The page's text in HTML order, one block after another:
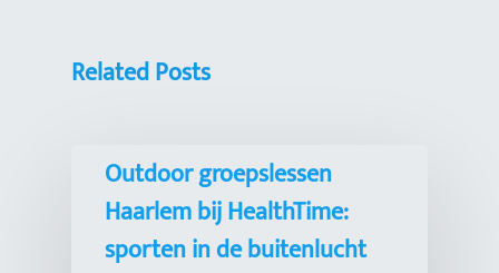
Related Posts
Outdoor groepslessen
Haarlem bij HealthTime:
sporten in de buitenlucht